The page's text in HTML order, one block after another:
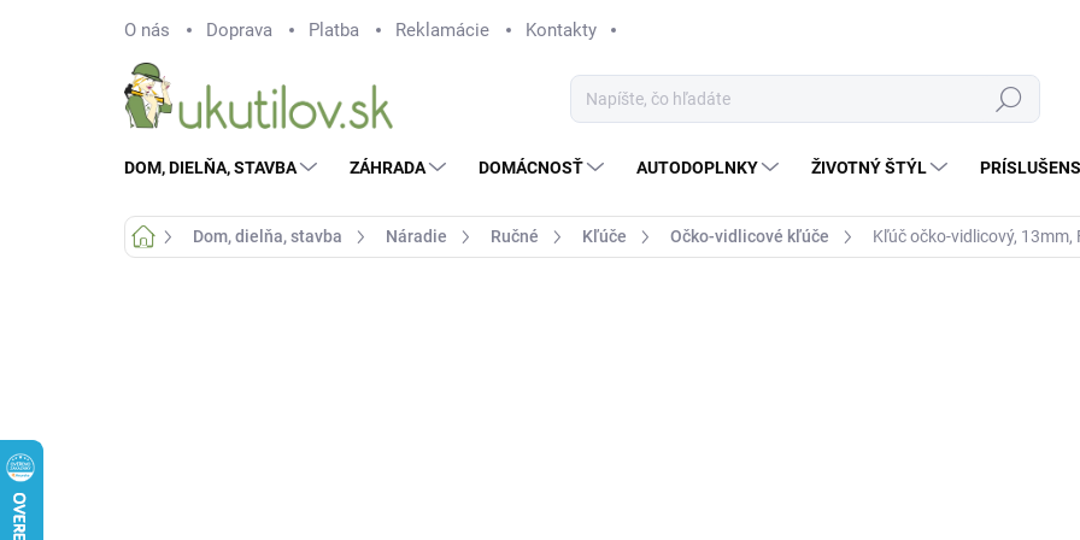
O nás Doprava Platba Reklamácie Kontakty
Hľadať
DOM, DIELŇA, STAVBA ZÁHRADA DOMÁCNOSŤ AUTODOPLNKY ŽIVOTNÝ ŠTÝL
DomovDom, dielňa, stavba Náradie Ručné Kľúče Očko-vidlicové kľúče Kľúč očko-vidlicový, 13mm,